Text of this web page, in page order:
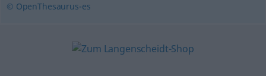
© OpenThesaurus-es